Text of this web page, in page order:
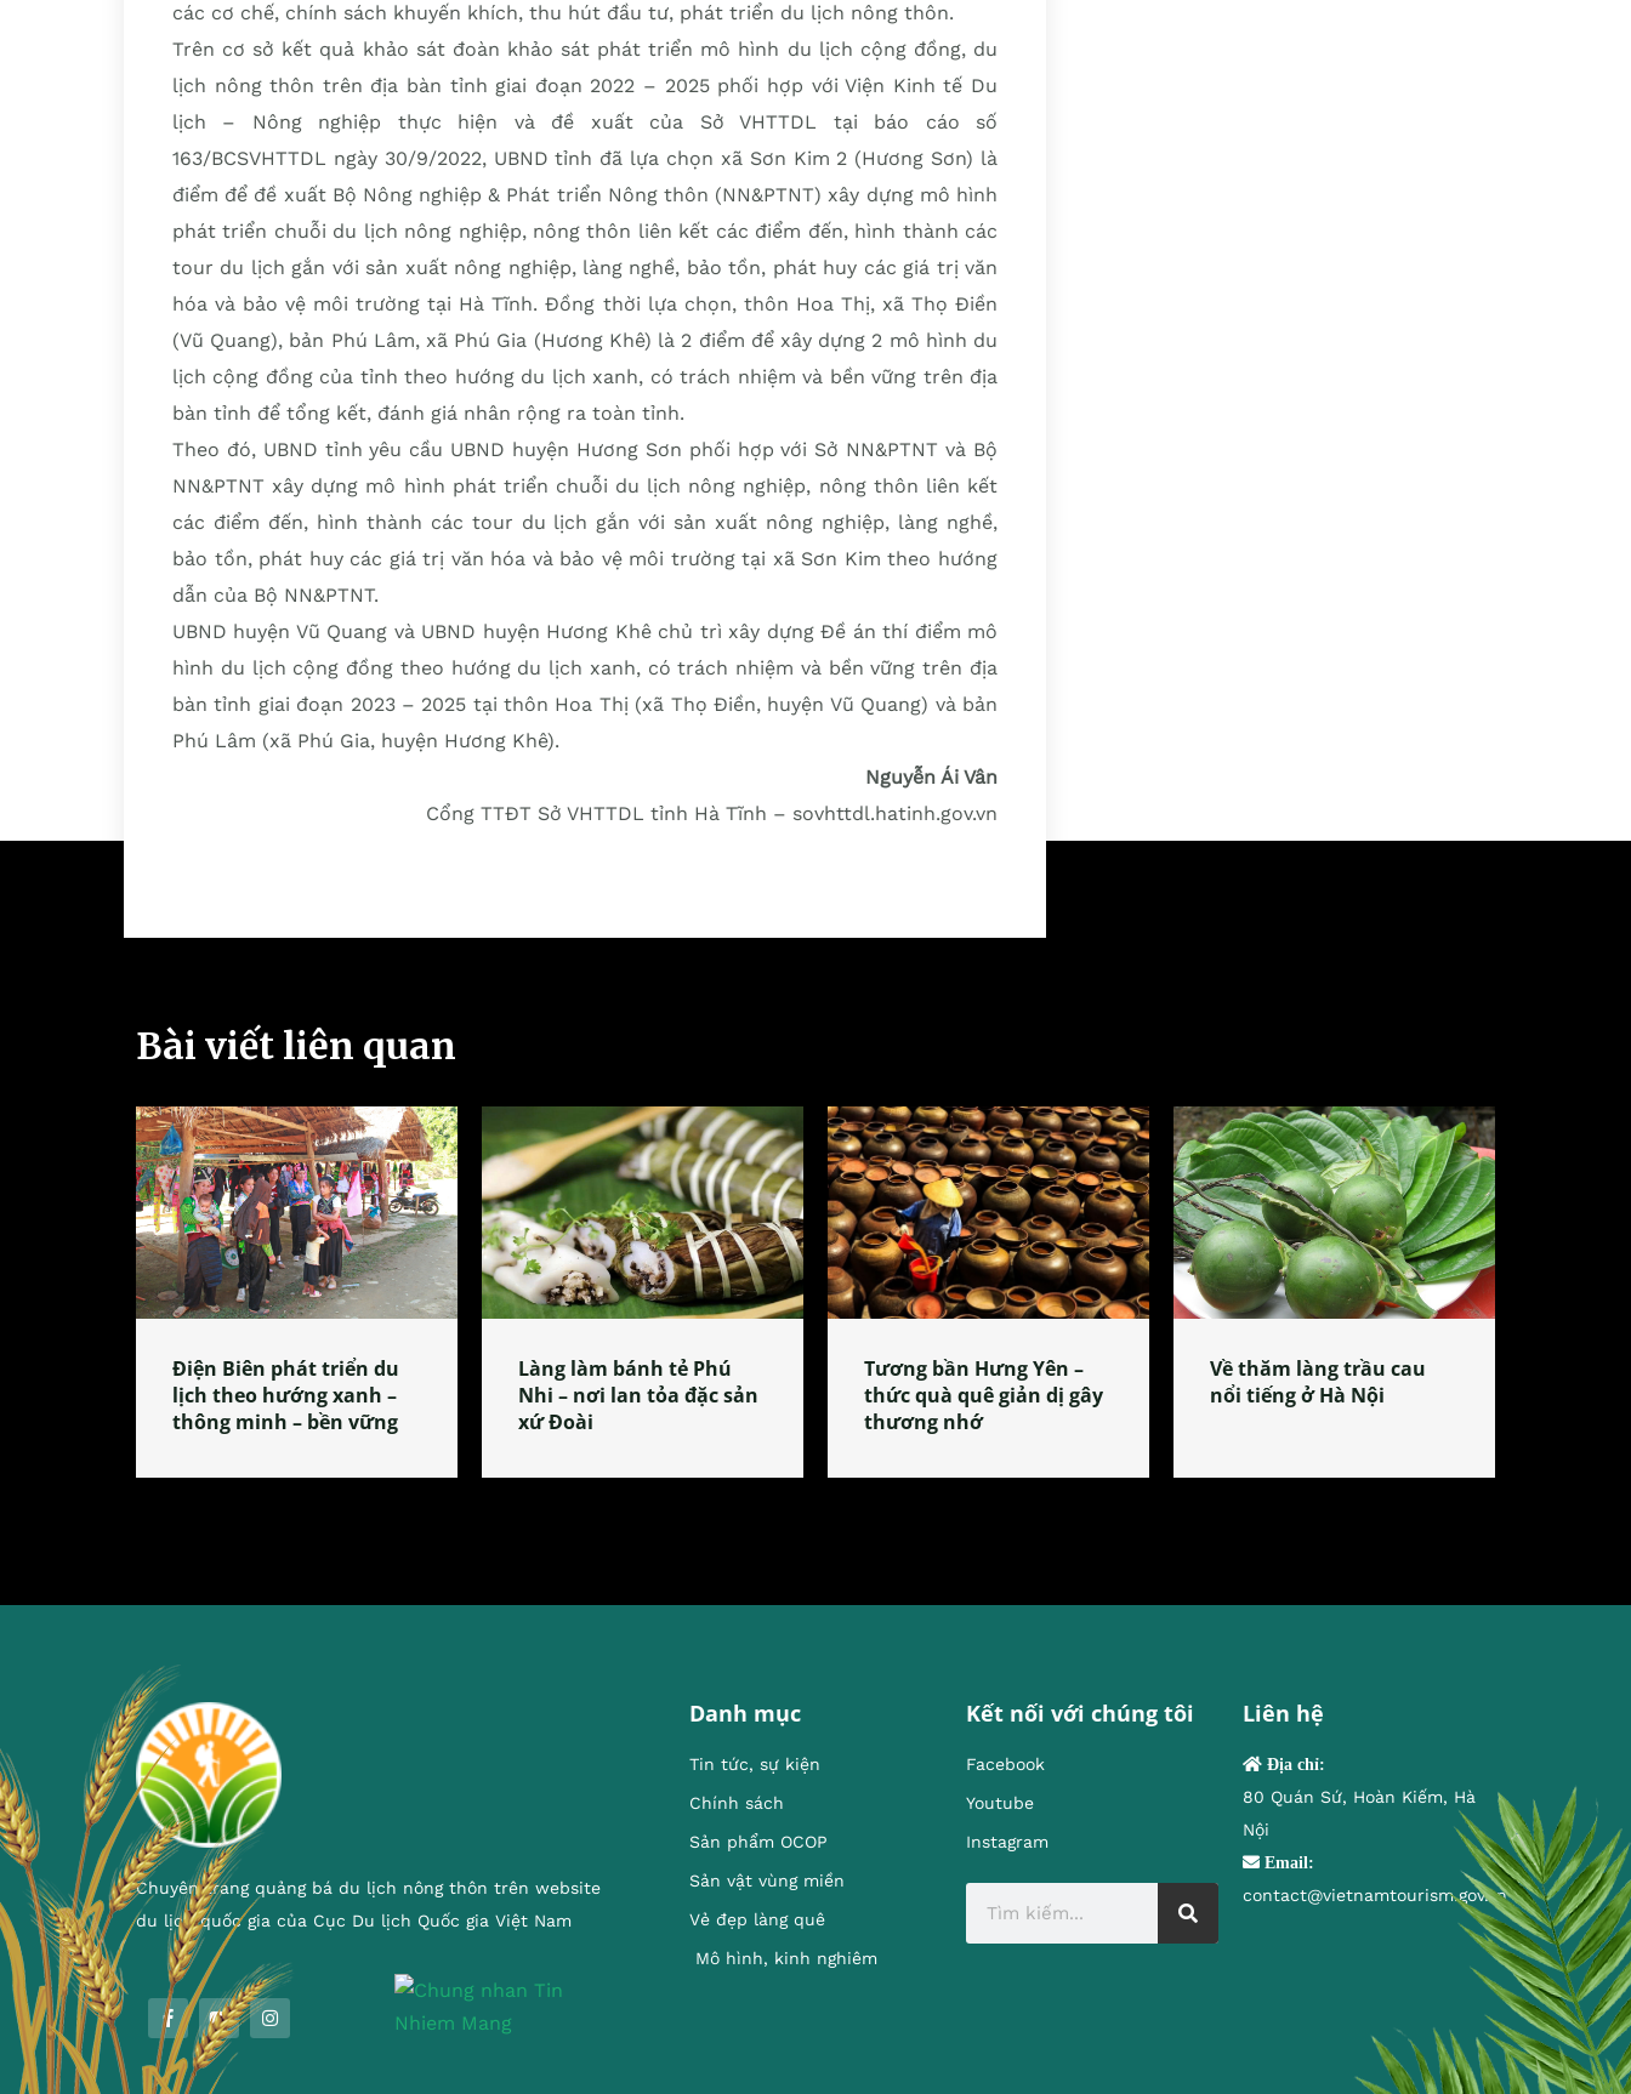
các cơ chế, chính sách khuyến khích, thu hút đầu tư, phát triển du lịch nông thôn.
Trên cơ sở kết quả khảo sát đoàn khảo sát phát triển mô hình du lịch cộng đồng, du
lịch nông thôn trên địa bàn tỉnh giai đoạn 2022 – 2025 phối hợp với Viện Kinh tế Du
lịch – Nông nghiệp thực hiện và đề xuất của Sở VHTTDL tại báo cáo số
163/BCSVHTTDL ngày 30/9/2022, UBND tỉnh đã lựa chọn xã Sơn Kim 2 (Hương Sơn) là
điểm để đề xuất Bộ Nông nghiệp & Phát triển Nông thôn (NN&PTNT) xây dựng mô hình
phát triển chuỗi du lịch nông nghiệp, nông thôn liên kết các điểm đến, hình thành các
tour du lịch gắn với sản xuất nông nghiệp, làng nghề, bảo tồn, phát huy các giá trị văn
hóa và bảo vệ môi trường tại Hà Tĩnh. Đồng thời lựa chọn, thôn Hoa Thị, xã Thọ Điền
(Vũ Quang), bản Phú Lâm, xã Phú Gia (Hương Khê) là 2 điểm để xây dựng 2 mô hình du
lịch cộng đồng của tỉnh theo hướng du lịch xanh, có trách nhiệm và bền vững trên địa
bàn tỉnh để tổng kết, đánh giá nhân rộng ra toàn tỉnh.
Theo đó, UBND tỉnh yêu cầu UBND huyện Hương Sơn phối hợp với Sở NN&PTNT và Bộ
NN&PTNT xây dựng mô hình phát triển chuỗi du lịch nông nghiệp, nông thôn liên kết
các điểm đến, hình thành các tour du lịch gắn với sản xuất nông nghiệp, làng nghề,
bảo tồn, phát huy các giá trị văn hóa và bảo vệ môi trường tại xã Sơn Kim theo hướng
dẫn của Bộ NN&PTNT.
UBND huyện Vũ Quang và UBND huyện Hương Khê chủ trì xây dựng Đề án thí điểm mô
hình du lịch cộng đồng theo hướng du lịch xanh, có trách nhiệm và bền vững trên địa
bàn tỉnh giai đoạn 2023 – 2025 tại thôn Hoa Thị (xã Thọ Điền, huyện Vũ Quang) và bản
Phú Lâm (xã Phú Gia, huyện Hương Khê).
Nguyễn Ái Vân
Cổng TTĐT Sở VHTTDL tỉnh Hà Tĩnh – sovhttdl.hatinh.gov.vn
Bài viết liên quan
Điện Biên phát triển du
lịch theo hướng xanh –
thông minh – bền vững
Làng làm bánh tẻ Phú
Nhi – nơi lan tỏa đặc sản
xứ Đoài
Tương bần Hưng Yên –
thức quà quê giản dị gây
thương nhớ
Về thăm làng trầu cau
nổi tiếng ở Hà Nội
Chuyên trang quảng bá du lịch nông thôn trên website
du lịch quốc gia của Cục Du lịch Quốc gia Việt Nam
Danh mục
Tin tức, sự kiện
Chính sách
Sản phẩm OCOP
Sản vật vùng miền
Vẻ đẹp làng quê
Mô hình, kinh nghiêm
Kết nối với chúng tôi
Facebook
Youtube
Instagram
Liên hệ
Địa chỉ:
80 Quán Sứ, Hoàn Kiếm, Hà
Nội
Email:
contact@vietnamtourism.gov.vn